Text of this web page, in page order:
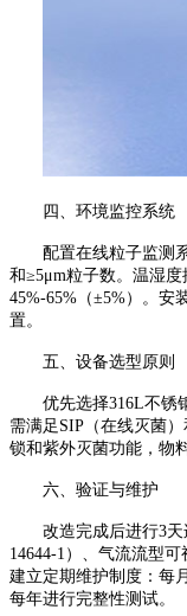
四、环境监控系统
配置在线粒子监测
和≥5μm粒子数。温湿
45%-65% （±5%）。安
置。
五、设备选型原则
优先选择316L不锈
需满足 SIP （在线灭菌）
锁和紫外灭菌功能，物
六、验证与维护
改造完成后进行3
14644-1 ）、气流流型可
建立定期维护制度：每
每年进行完整性测试。